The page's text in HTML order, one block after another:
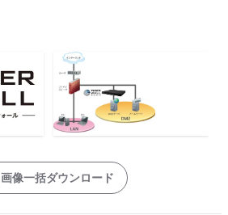
画像一括ダウンロード